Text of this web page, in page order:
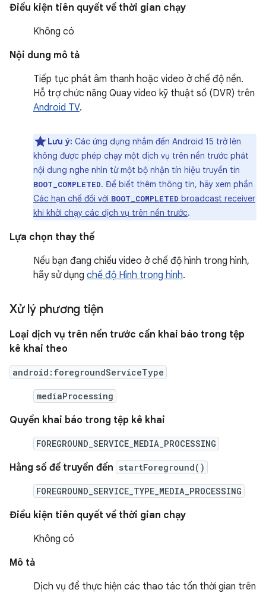
Điều kiện tiên quyết về thời gian chạy
Không có
Nội dung mô tả
Tiếp tục phát âm thanh hoặc video ở chế độ nền.
Hỗ trợ chức năng Quay video kỹ thuật số (DVR) trên
Android TV.
Lưu ý: Các ứng dụng nhắm đến Android 15 trở lên
không được phép chạy một dịch vụ trên nền trước phát
nội dung nghe nhìn từ một bộ nhận tín hiệu truyền tin
BOOT_COMPLETED. Để biết thêm thông tin, hãy xem phần
Các hạn chế đối với BOOT_COMPLETED broadcast receiver
khi khởi chạy các dịch vụ trên nền trước.
Lựa chọn thay thế
Nếu bạn đang chiếu video ở chế độ hình trong hình,
hãy sử dụng chế độ Hình trong hình.
Xử lý phương tiện
Loại dịch vụ trên nền trước cần khai báo trong tệp
kê khai theo
android:foregroundServiceType
mediaProcessing
Quyền khai báo trong tệp kê khai
FOREGROUND_SERVICE_MEDIA_PROCESSING
Hằng số để truyền đến startForeground()
FOREGROUND_SERVICE_TYPE_MEDIA_PROCESSING
Điều kiện tiên quyết về thời gian chạy
Không có
Mô tả
Dịch vụ để thực hiện các thao tác tốn thời gian trên